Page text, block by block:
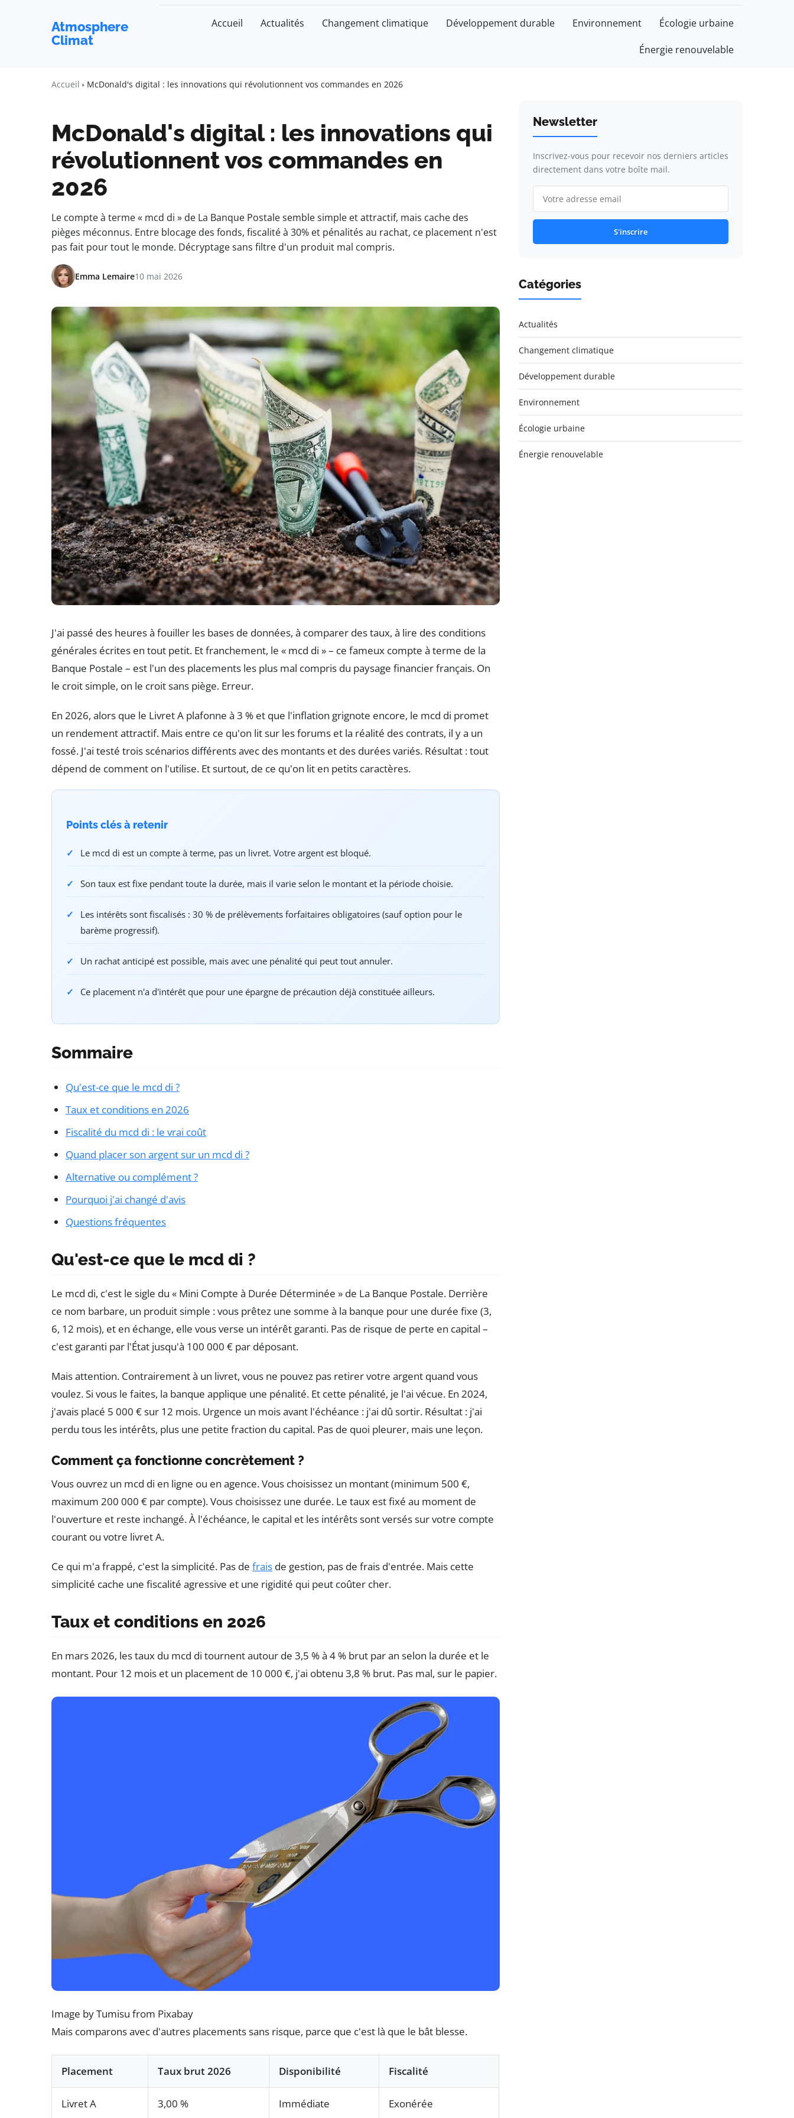
Atmosphere
Climat
Accueil Actualités Changement climatique Développement durable Environnement Écologie urbaine
Énergie renouvelable
Accueil McDonald's digital : les innovations qui révolutionnent vos commandes en 2026
McDonald's digital : les innovations qui
révolutionnent vos commandes en
2026
Le compte à terme « mcd di » de La Banque Postale semble simple et attractif, mais cache des
pièges méconnus. Entre blocage des fonds, fiscalité à 30% et pénalités au rachat, ce placement n'est
pas fait pour tout le monde. Décryptage sans filtre d'un produit mal compris.
Emma Lemaire10 mai 2026
J'ai passé des heures à fouiller les bases de données, à comparer des taux, à lire des conditions
générales écrites en tout petit. Et franchement, le « mcd di » – ce fameux compte à terme de la
Banque Postale – est l'un des placements les plus mal compris du paysage financier français. On
le croit simple, on le croit sans piège. Erreur.
En 2026, alors que le Livret A plafonne à 3 % et que l'inflation grignote encore, le mcd di promet
un rendement attractif. Mais entre ce qu'on lit sur les forums et la réalité des contrats, il y a un
fossé. J'ai testé trois scénarios différents avec des montants et des durées variés. Résultat : tout
dépend de comment on l'utilise. Et surtout, de ce qu'on lit en petits caractères.
Points clés à retenir
Le mcd di est un compte à terme, pas un livret. Votre argent est bloqué.
Son taux est fixe pendant toute la durée, mais il varie selon le montant et la période choisie.
Les intérêts sont fiscalisés : 30 % de prélèvements forfaitaires obligatoires (sauf option pour le
barème progressif).
Un rachat anticipé est possible, mais avec une pénalité qui peut tout annuler.
Ce placement n'a d'intérêt que pour une épargne de précaution déjà constituée ailleurs.
Sommaire
Qu'est-ce que le mcd di ?
Taux et conditions en 2026
Fiscalité du mcd di : le vrai coût
Quand placer son argent sur un mcd di ?
Alternative ou complément ?
Pourquoi j'ai changé d'avis
Questions fréquentes
Qu'est-ce que le mcd di ?
Le mcd di, c'est le sigle du « Mini Compte à Durée Déterminée » de La Banque Postale. Derrière
ce nom barbare, un produit simple : vous prêtez une somme à la banque pour une durée fixe (3,
6, 12 mois), et en échange, elle vous verse un intérêt garanti. Pas de risque de perte en capital –
c'est garanti par l'État jusqu'à 100 000 € par déposant.
Mais attention. Contrairement à un livret, vous ne pouvez pas retirer votre argent quand vous
voulez. Si vous le faites, la banque applique une pénalité. Et cette pénalité, je l'ai vécue. En 2024,
j'avais placé 5 000 € sur 12 mois. Urgence un mois avant l'échéance : j'ai dû sortir. Résultat : j'ai
perdu tous les intérêts, plus une petite fraction du capital. Pas de quoi pleurer, mais une leçon.
Comment ça fonctionne concrètement ?
Vous ouvrez un mcd di en ligne ou en agence. Vous choisissez un montant (minimum 500 €,
maximum 200 000 € par compte). Vous choisissez une durée. Le taux est fixé au moment de
l'ouverture et reste inchangé. À l'échéance, le capital et les intérêts sont versés sur votre compte
courant ou votre livret A.
Ce qui m'a frappé, c'est la simplicité. Pas de frais de gestion, pas de frais d'entrée. Mais cette
simplicité cache une fiscalité agressive et une rigidité qui peut coûter cher.
Taux et conditions en 2026
En mars 2026, les taux du mcd di tournent autour de 3,5 % à 4 % brut par an selon la durée et le
montant. Pour 12 mois et un placement de 10 000 €, j'ai obtenu 3,8 % brut. Pas mal, sur le papier.
Image by Tumisu from Pixabay
Mais comparons avec d'autres placements sans risque, parce que c'est là que le bât blesse.
Placement Taux brut 2026 Disponibilité Fiscalité
Livret A 3,00 % Immédiate Exonérée
Newsletter
Inscrivez-vous pour recevoir nos derniers articles
directement dans votre boîte mail.
S'inscrire
Catégories
Actualités
Changement climatique
Développement durable
Environnement
Écologie urbaine
Énergie renouvelable